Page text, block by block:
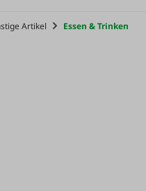
Artikel Essen & Trinken